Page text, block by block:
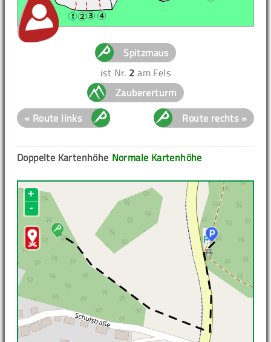
Spitzmaus
ist Nr. 2 am Fels
Zaubererturm
« Route links
Route rechts »
Normale Kartenhöhe
Doppelte Kartenhöhe
+
-